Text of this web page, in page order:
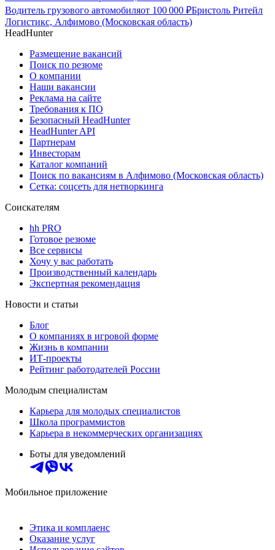
Водитель грузового автомобиляот 100 000 ₽Бристоль Ритейл
Логистикс, Алфимово (Московская область)
HeadHunter
Размещение вакансий
Поиск по резюме
О компании
Наши вакансии
Реклама на сайте
Требования к ПО
Безопасный HeadHunter
HeadHunter API
Партнерам
Инвесторам
Каталог компаний
Поиск по вакансиям в Алфимово (Московская область)
Сетка: соцсеть для нетворкинга
Соискателям
hh PRO
Готовое резюме
Все сервисы
Хочу у вас работать
Производственный календарь
Экспертная рекомендация
Новости и статьи
Блог
О компаниях в игровой форме
Жизнь в компании
ИТ-проекты
Рейтинг работодателей России
Молодым специалистам
Карьера для молодых специалистов
Школа программистов
Карьера в некоммерческих организациях
Боты для уведомлений
Мобильное приложение
Этика и комплаенс
Оказание услуг